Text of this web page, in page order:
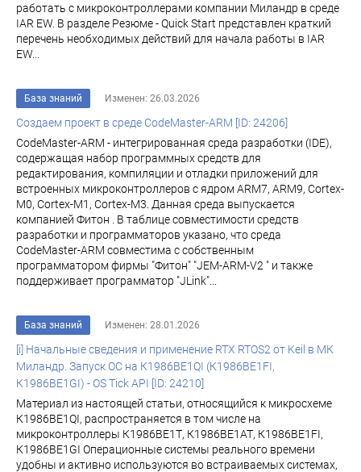
работать с микроконтроллерами компании Миландр в среде
IAR EW. В разделе Резюме - Quick Start представлен краткий
перечень необходимых действий для начала работы в IAR
EW...
База знаний Изменен: 26.03.2026
Создаем проект в среде CodeMaster-ARM [ID: 24206]
CodeMaster-ARM - интегрированная среда разработки (IDE),
содержащая набор программных средств для
редактирования, компиляции и отладки приложений для
встроенных микроконтроллеров с ядром ARM7, ARM9, Cortex-
M0, Cortex-M1, Cortex-M3. Данная среда выпускается
компанией Фитон . В таблице совместимости средств
разработки и программаторов указано, что среда
CodeMaster-ARM совместима с собственным
программатором фирмы "Фитон" "JEM-ARM-V2 " и также
поддерживает программатор "JLink"...
База знаний Изменен: 28.01.2026
[i] Начальные сведения и применение RTX RTOS2 от Keil в МК
Миландр. Запуск ОС на К1986ВЕ1QI (К1986ВЕ1FI,
К1986ВЕ1GI) - OS Tick API [ID: 24210]
Материал из настоящей статьи, относящийся к микросхеме
К1986ВЕ1QI, распространяется в том числе на
микроконтроллеры К1986ВЕ1Т, К1986ВЕ1АТ, К1986ВЕ1FI,
К1986ВЕ1GI Операционные системы реального времени
удобны и активно используются во встраиваемых системах,